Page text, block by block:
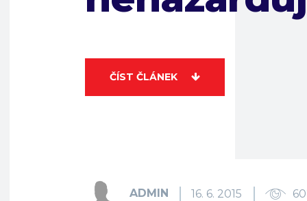
ČÍST ČLÁNEK
ADMIN 16. 6. 2015